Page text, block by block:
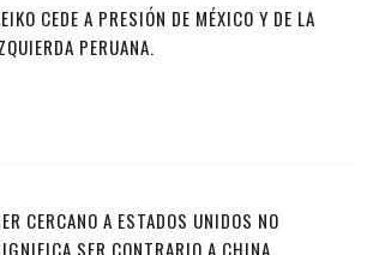
CEDE A PRESIÓN DE MÉXICO Y DE LA
PERUANA.
CERCANO A ESTADOS UNIDOS NO
SER CONTRARIO A CHINA